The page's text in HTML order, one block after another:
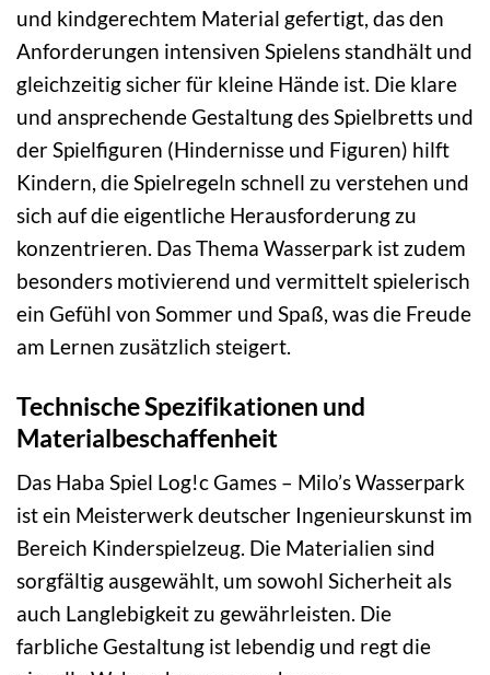
und kindgerechtem Material gefertigt, das den
Anforderungen intensiven Spielens standhält und
gleichzeitig sicher für kleine Hände ist. Die klare
und ansprechende Gestaltung des Spielbretts und
der Spielfiguren (Hindernisse und Figuren) hilft
Kindern, die Spielregeln schnell zu verstehen und
sich auf die eigentliche Herausforderung zu
konzentrieren. Das Thema Wasserpark ist zudem
besonders motivierend und vermittelt spielerisch
ein Gefühl von Sommer und Spaß, was die Freude
am Lernen zusätzlich steigert.
Technische Spezifikationen und
Materialbeschaffenheit
Das Haba Spiel Log!c Games – Milo’s Wasserpark
ist ein Meisterwerk deutscher Ingenieurskunst im
Bereich Kinderspielzeug. Die Materialien sind
sorgfältig ausgewählt, um sowohl Sicherheit als
auch Langlebigkeit zu gewährleisten. Die
farbliche Gestaltung ist lebendig und regt die